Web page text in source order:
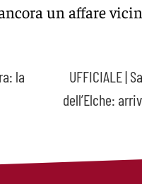
un affare
la
UFFICIALE |
dell’Elche: